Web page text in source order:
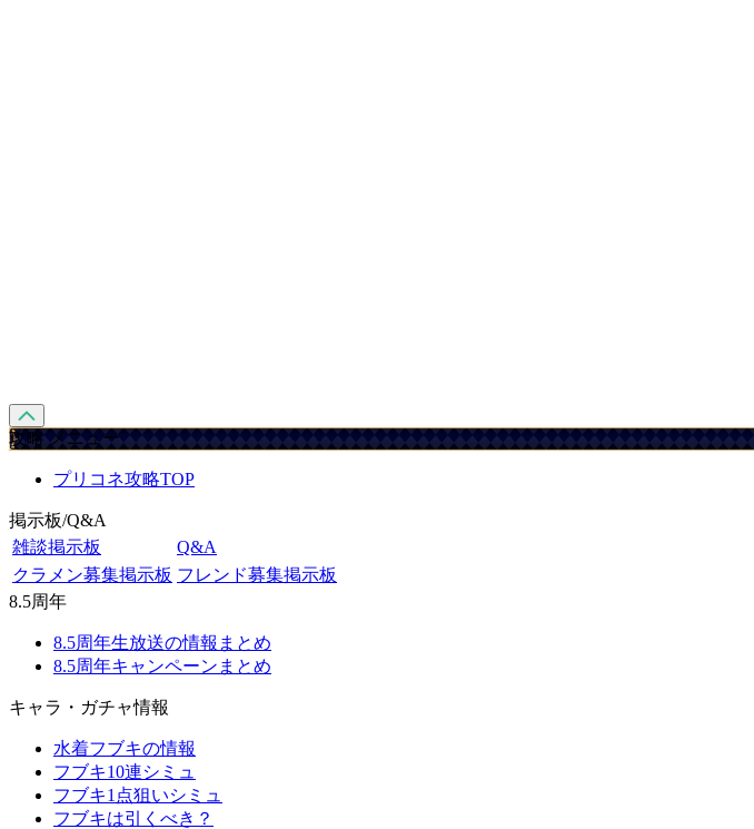
攻略 メニュー
プリコネ攻略TOP
掲示板/Q&A
雑談掲示板
Q&A
クラメン募集掲示板 フレンド募集掲示板
8.5周年
8.5周年生放送の情報まとめ
8.5周年キャンペーンまとめ
キャラ・ガチャ情報
水着フブキの情報
フブキ10連シミュ
フブキ1点狙いシミュ
フブキは引くべき？